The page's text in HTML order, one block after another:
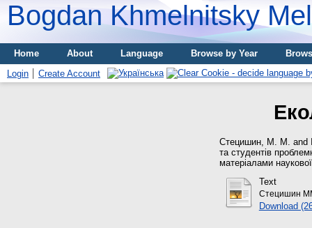
Bogdan Khmelnitsky
Home About Language Browse by Year
Login
Create Account
Стецишин, М. М. and
та студентів
матеріалами
Text
Стецишин
Download